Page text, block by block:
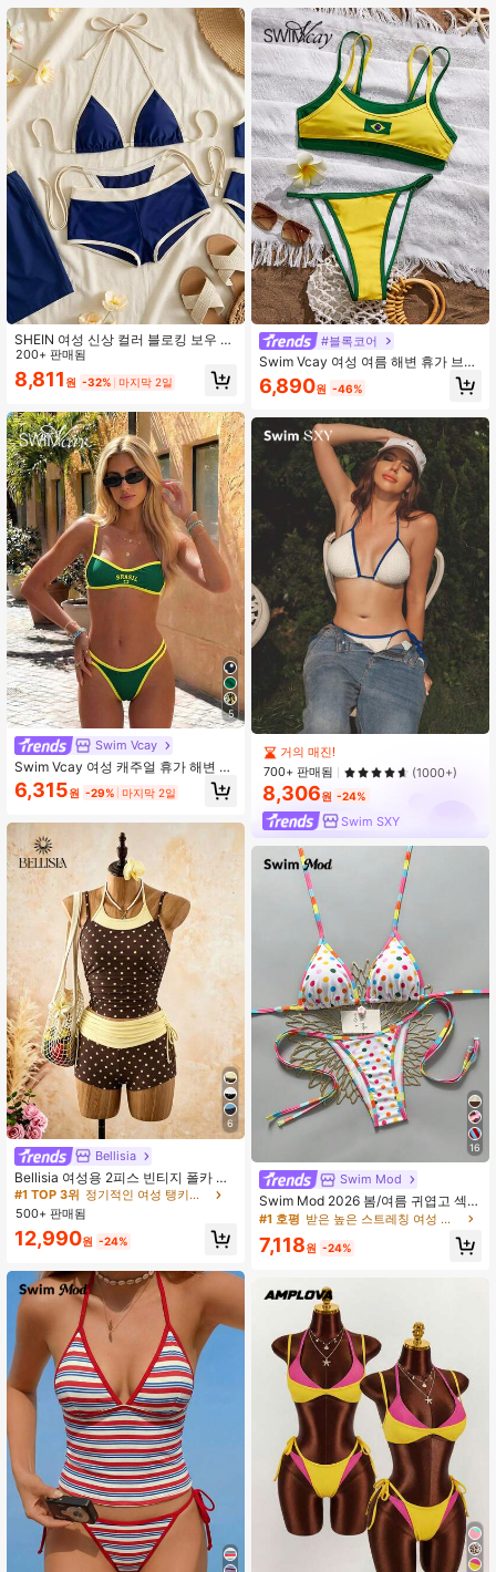
SHEIN 여성 신상 컬러 블로킹 보우 타
이 장식 V넥 홀터 백리스 트라이앵글
탑 & 타이 사이드 하의 & 반바지 3피
스 비키니 수영복 세트, 봄/여름 도트
보드 쇼츠 비키니
200+ 판매됨
8,811 원 -32% 마지막 2일
5
Swim Vcay
Swim Vcay 여성 캐주얼 휴가 해변 파
티 우아한 섹시 스파게티 스트랩 프린
트 비키니 투피스 수영복, 여름 수영
복 여성용 수영복 세트 제스티바 수영
복 얼룩말 비키니 세트 지퍼 업 짐 탑
6,315원 -29% 마지막 2일
6
Bellisia
Bellisia 여성용 2피스 빈티지 폴카 도
트 프린트 스파게티 스트랩 탱크탑 및
드로스트링 숏츠 비키니 세트, 여름 해
변 휴가에 적합
#1 TOP 3위
정기적인 여성 탱키니스
거의 매진!
#1 TOP 3위
정기적인 여성 탱키니스
거의 매진!
#1 TOP 3위
정기적인 여성 탱키니스
거의 매진!
#1 TOP 3위
거의 매진!
500+ 판매됨
12,990원 -24%
키니, 7월 4일 비키니 세트, 여성용 투
피스 수영복, 빨간 줄무늬 비키니 Alt
#블록코어
Swim Vcay 여성 여름 해변 휴가 브라
질 국기 프린트 트림 2 인 1 비키니 세
트
6,890원 -46%
거의 매진!
700+ 판매됨
(1000+)
8,306원 -24%
Swim SXY
16
Swim Mod
Swim Mod 2026 봄/여름 귀엽고 섹시
한 컬러풀 스트라이프 & 물방울 무늬
밍 디자인
#1 호평 받은 높은 스트레칭 여성 비치웨어
7,118원 -24%